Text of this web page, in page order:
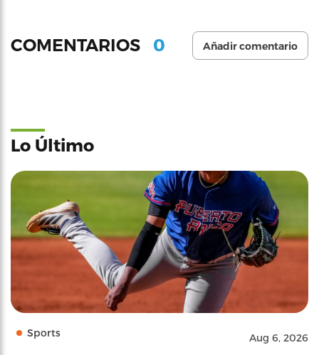
COMENTARIOS 0 Añadir comentario
Lo Último
Sports Aug 6, 2026